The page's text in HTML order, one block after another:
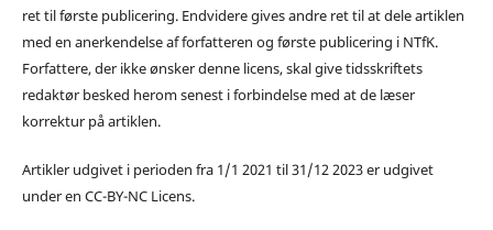
ret til første publicering. Endvidere gives andre ret til at dele artiklen
med en anerkendelse af forfatteren og første publicering i NTfK.
Forfattere, der ikke ønsker denne licens, skal give tidsskriftets
redaktør besked herom senest i forbindelse med at de læser
korrektur på artiklen.
Artikler udgivet i perioden fra 1/1 2021 til 31/12 2023 er udgivet
under en CC-BY-NC Licens.